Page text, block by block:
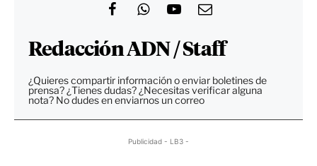
Redacción ADN / Staff
¿Quieres compartir información o enviar boletines de
prensa? ¿Tienes dudas? ¿Necesitas verificar alguna
nota? No dudes en enviarnos un correo
Publicidad - LB3 -